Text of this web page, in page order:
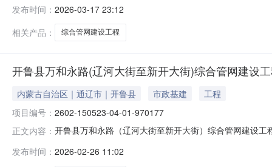
程.pdf
发布时间： 2026-03-17 23:12
相关产品：
综合管网建设工程
开鲁县万和永路(辽河大街至新开大街)综合管网建设
内蒙古自治区｜通辽市｜开鲁县 市政基建
工程
项目编号： 2602-150523-04-01-970177
正文内容： 开鲁县万和永路（辽河大街至新开大街）综合管网建设
目建议书审批办结2026-02-26开发改字[2026]37号关于
发布时间： 2026-02-26 11:02